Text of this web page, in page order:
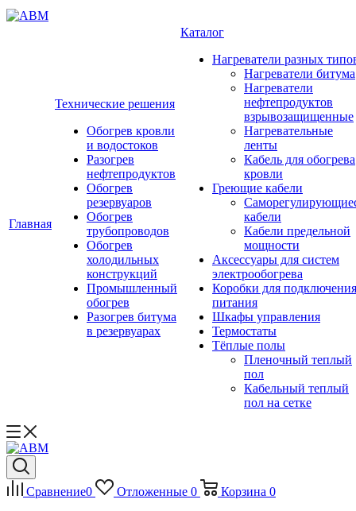
Главная
Технические решения
Обогрев кровли
и водостоков
Разогрев
нефтепродуктов
Обогрев
резервуаров
Обогрев
трубопроводов
Обогрев
холодильных
конструкций
Промышленный
обогрев
Разогрев битума
в резервуарах
Каталог
Нагреватели разных
Нагреватели битума
Нагреватели
нефтепродуктов
взрывозащищенные
Нагревательные
ленты
Кабель для обогрева
кровли
Греющие кабели
кабели
Кабели предельной
мощности
Аксессуары для систем
электрообогрева
Коробки для подключения
питания
Шкафы управления
Термостаты
Тёплые полы
Пленочный теплый
пол
Кабельный теплый
пол на сетке
Сравнение0 Отложенные 0 Корзина 0